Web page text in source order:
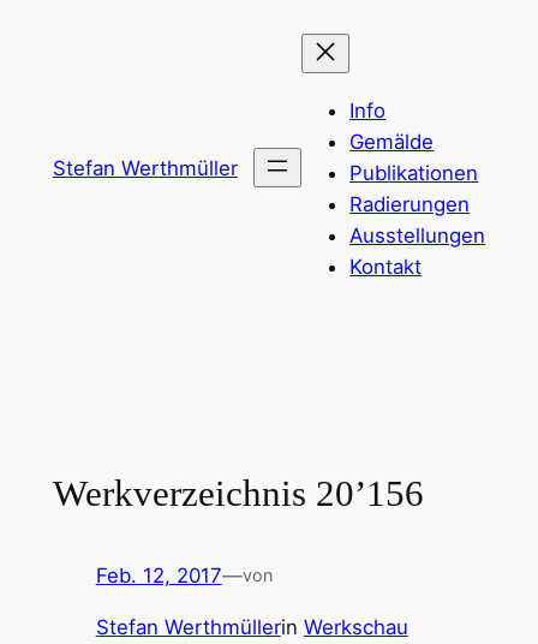
Stefan Werthmüller
Info
Gemälde
Publikationen
Radierungen
Ausstellungen
Kontakt
Werkverzeichnis 20’156
Feb. 12, 2017—von
Stefan Werthmüllerin Werkschau